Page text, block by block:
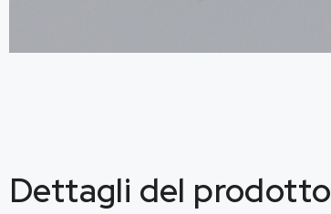
Dettagli del prodotto